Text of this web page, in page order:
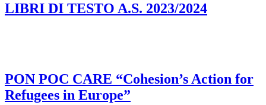
LIBRI DI TESTO A.S. 2023/2024
PON POC CARE “Cohesion’s Action for
Refugees in Europe”